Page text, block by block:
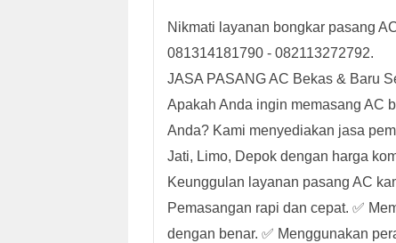
Nikmati layanan bongkar pasang
081314181790 - 082113272792.
JASA PASANG AC Bekas & Baru
Apakah Anda ingin memasang AC
Anda? Kami menyediakan jasa
Jati, Limo, Depok dengan harga
Keunggulan layanan pasang AC
Pemasangan rapi dan cepat. ✅
dengan benar. ✅ Menggunakan